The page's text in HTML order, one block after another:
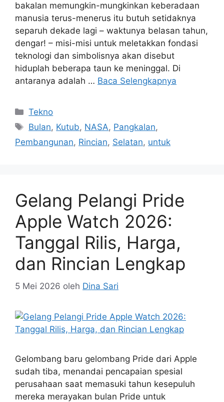
bakalan memungkin-mungkinkan keberadaan
manusia terus-menerus itu butuh setidaknya
separuh dekade lagi – waktunya belasan tahun,
dengar! – misi-misi untuk meletakkan fondasi
teknologi dan simbolisnya akan disebut
hiduplah beberapa taun ke meninggal. Di
antaranya adalah … Baca Selengkapnya
Kategori
Tekno
Tag
Bulan, Kutub, NASA, Pangkalan,
Pembangunan, Rincian, Selatan, untuk
Gelang Pelangi Pride
Apple Watch 2026:
Tanggal Rilis, Harga,
dan Rincian Lengkap
5 Mei 2026 oleh Dina Sari
Gelombang baru gelombang Pride dari Apple
sudah tiba, menandai pencapaian spesial
perusahaan saat memasuki tahun kesepuluh
mereka merayakan bulan Pride untuk